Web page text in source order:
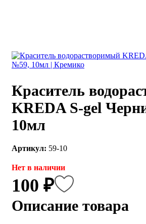
256-54-
Краситель
KREDA S-gel
10мл
Артикул: 59-10
Нет в наличии
100 ₽
Описание товара